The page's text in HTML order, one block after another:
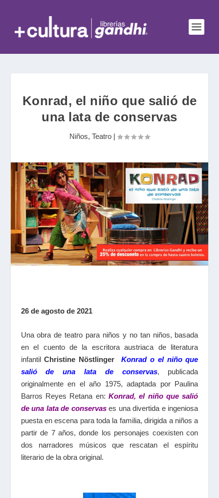
Konrad, el niño que salió de
una lata de conservas
Niños, Teatro |
26 de agosto de 2021
Una obra de teatro para niños y no tan niños, basada
en el cuento de la escritora austriaca de literatura
infantilChristine Nöstlinger
Konrad o el niño que
salió de una lata de conservas, publicada
originalmente en el año 1975, adaptada por Paulina
Barros Reyes Retana en: Konrad, el niño que salió
de una lata de conservases una divertida e ingeniosa
puesta en escena para toda la familia, dirigida a niños a
partir de 7 años, donde los personajes coexisten con
dos narradores músicos que rescatan el espíritu
literario de la obra original.